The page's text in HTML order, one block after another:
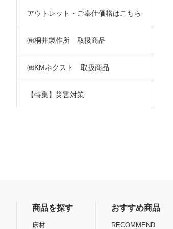
アウトレット・ご奉仕価格はこちら
㈱桐井製作所 取扱商品
㈱KMネクスト 取扱商品
【特集】災害対策
商品を探す
床材
おすすめ商品
RECOMMEND